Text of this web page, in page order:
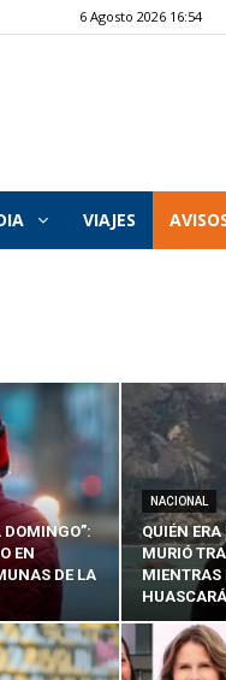
6 Agosto 2026 16:54
VIAJES
DOMINGO”:
EN
DE LA
NACIONAL
QUIÉN
MURIÓ
MIENTRAS